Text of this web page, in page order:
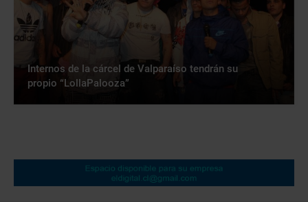
Internos de la cárcel de Valparaíso tendrán su
propio “LollaPalooza”